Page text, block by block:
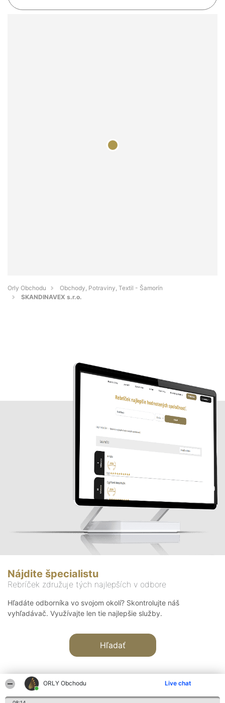
ORLY Obchodu Live chat
Orly Obchodu
Obchody, Potraviny, Textil - Šamorín
SKANDINAVEX s.r.o.
Nájdite špecialistu
Rebríček združuje tých najlepších v odbore
Hľadáte odborníka vo svojom okolí? Skontrolujte náš
vyhľadávač. Využívajte len tie najlepšie služby.
Hľadať